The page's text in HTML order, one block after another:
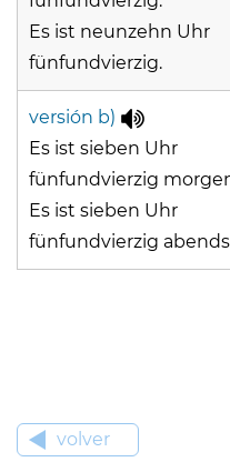
Es ist neunzehn Uhr
fünfundvierzig.
versión b)
Es ist sieben Uhr
fünfundvierzig
Es ist sieben Uhr
fünfundvierzig
volver